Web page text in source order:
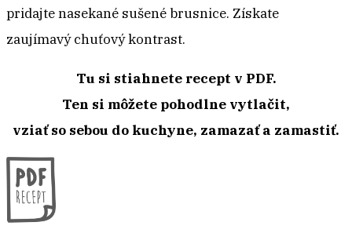
pridajte nasekané sušené brusnice. Získate
zaujímavý chuťový kontrast.
Tu si stiahnete recept v PDF.
Ten si môžete pohodlne vytlačit,
vziať so sebou do kuchyne, zamazať a zamastiť.